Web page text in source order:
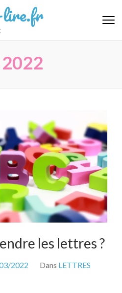
lire.fr
les lettres ?
2022 Dans LETTRES